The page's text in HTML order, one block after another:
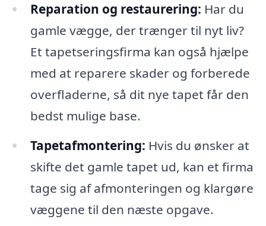
Reparation og restaurering: Har du
gamle vægge, der trænger til nyt liv?
Et tapetseringsfirma kan også hjælpe
med at reparere skader og forberede
overfladerne, så dit nye tapet får den
bedst mulige base.
Tapetafmontering: Hvis du ønsker at
skifte det gamle tapet ud, kan et firma
tage sig af afmonteringen og klargøre
væggene til den næste opgave.